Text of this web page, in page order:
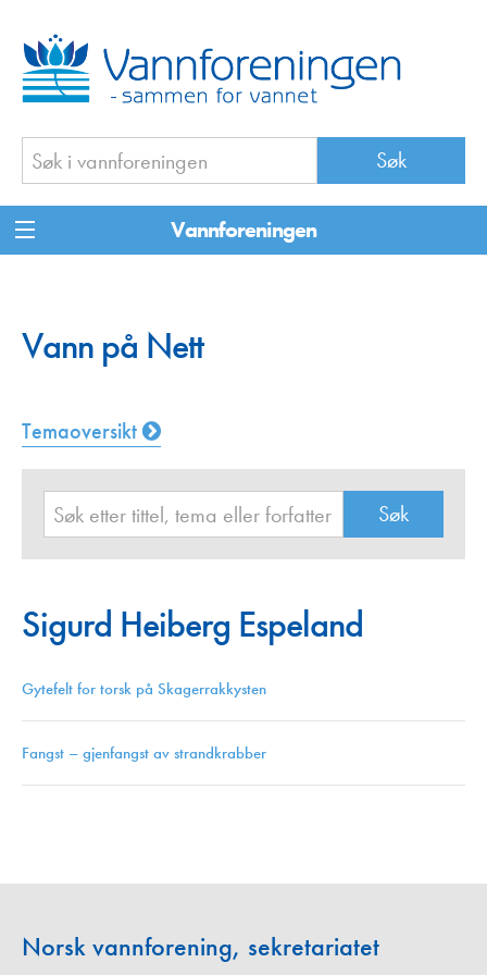
Vannforeningen
Vann på Nett
Temaoversikt
Sigurd Heiberg Espeland
Gytefelt for torsk på Skagerrakkysten
Fangst – gjenfangst av strandkrabber
Norsk vannforening, sekretariatet